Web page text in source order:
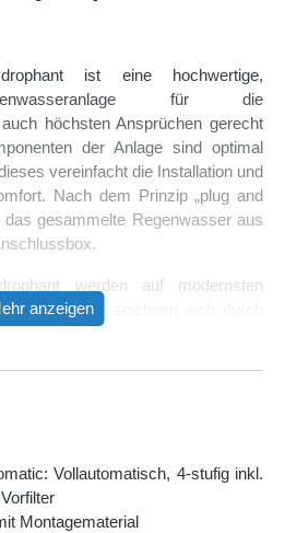
ist eine hochwertige,
für die
höchsten Ansprüchen gerecht
der Anlage sind optimal
vereinfacht die Installation und
Nach dem Prinzip „plug and
gesammelte Regenwasser aus
werden auf modernsten
und zeichnen sich durch
(wie z.B. Lehmboden), sowie
der Hersteller eine Garantie**
anzeigen
Vollautomatisch, 4-stufig inkl.
Montagematerial